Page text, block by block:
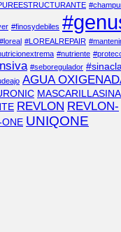
#finosydebiles
#loreal #LOREALREPAIR
#nutriente
#seboregulador
AGUA
REVLON REVLON-
ONE UNIQONE